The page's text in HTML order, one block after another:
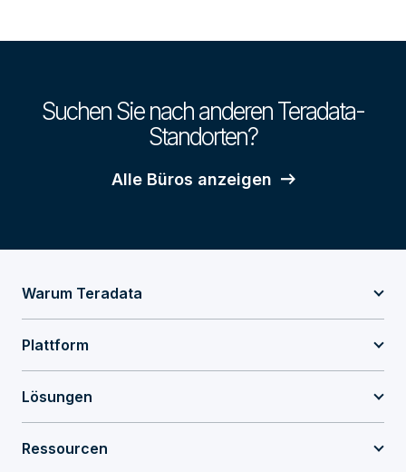
Suchen Sie nach anderen Teradata-
Standorten?
Alle Büros anzeigen
Warum Teradata
Plattform
Lösungen
Ressourcen